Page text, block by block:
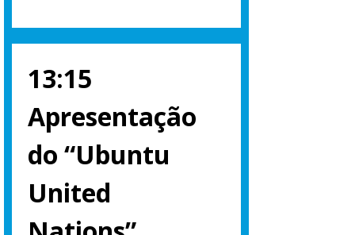
13:15
Apresentação
do “Ubuntu
United